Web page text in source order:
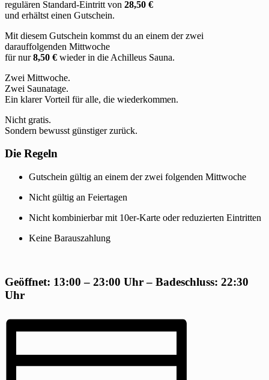
regulären Standard-Eintritt von 28,50 €
und erhältst einen Gutschein.
Mit diesem Gutschein kommst du an einem der zwei
darauffolgenden Mittwoche
für nur8,50 € wieder in die Achilleus Sauna.
Zwei Mittwoche.
Zwei Saunatage.
Ein klarer Vorteil für alle, die wiederkommen.
Nicht gratis.
Sondern bewusst günstiger zurück.
Die Regeln
Gutschein gültig an einem der zwei folgenden Mittwoche
Nicht gültig an Feiertagen
Nicht kombinierbar mit 10er-Karte oder reduzierten Eintritten
Keine Barauszahlung
Geöffnet: 13:00 – 23:00 Uhr – Badeschluss: 22:30
Uhr